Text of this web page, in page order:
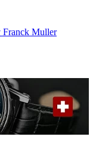
Franck Muller